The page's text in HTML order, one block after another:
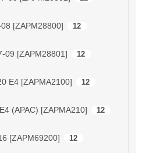
[ZAPM28800] 12
09 [ZAPM28801] 12
E4 [ZAPMA2100] 12
(APAC) [ZAPMA210] 12
[ZAPM69200] 12